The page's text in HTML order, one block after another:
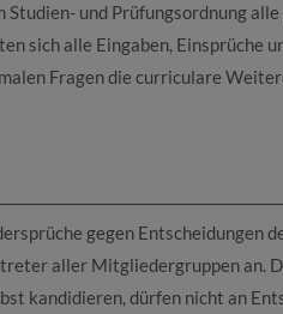
und Prüfungsordnung
sich alle Eingaben, Einsprüche
Fragen die curriculare
gegen Entscheidungen
aller Mitgliedergruppen an.
kandidieren, dürfen nicht an